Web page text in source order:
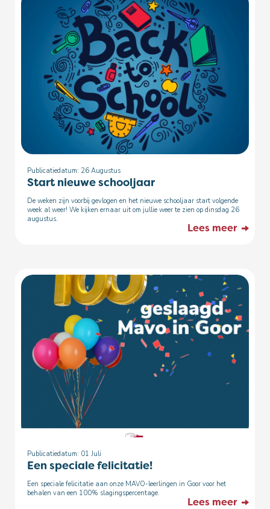
Publicatiedatum: 26 Augustus
Start nieuwe schooljaar
De weken zijn voorbij gevlogen en het nieuwe schooljaar start volgende
week al weer! We kijken ernaar uit om jullie weer te zien op dinsdag 26
augustus.
Lees meer
Publicatiedatum: 01 Juli
Een speciale felicitatie!
Een speciale felicitatie aan onze MAVO-leerlingen in Goor voor het
behalen van een 100% slagingspercentage.
Lees meer